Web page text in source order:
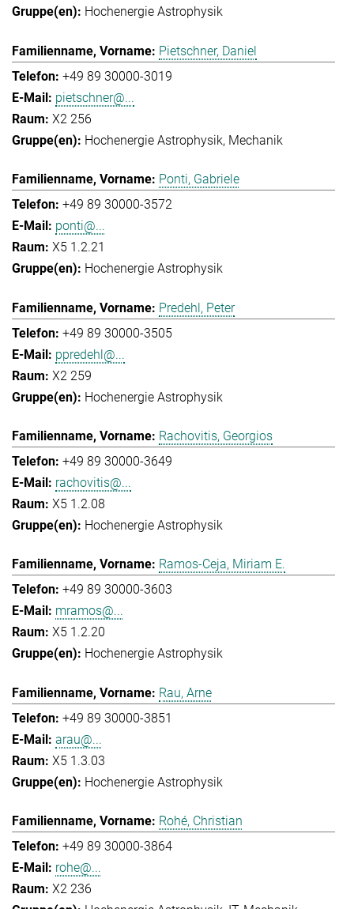
Hochenergie Astrophysik
Pietschner, Daniel
+49 89 30000-3019
pietschner@...
X2 256
Hochenergie Astrophysik Mechanik
Ponti, Gabriele
+49 89 30000-3572
ponti@...
X5 1.2.21
Hochenergie Astrophysik
Predehl, Peter
+49 89 30000-3505
ppredehl@...
X2 259
Hochenergie Astrophysik
Rachovitis, Georgios
+49 89 30000-3649
rachovitis@...
X5 1.2.08
Hochenergie Astrophysik
Ramos-Ceja, Miriam E.
+49 89 30000-3603
mramos@...
X5 1.2.20
Hochenergie Astrophysik
Rau, Arne
+49 89 30000-3851
arau@...
X5 1.3.03
Hochenergie Astrophysik
Rohé, Christian
+49 89 30000-3864
rohe@...
X2 236